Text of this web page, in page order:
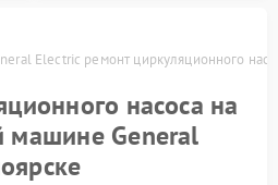
Electric ремонт циркуляционного
насоса на
машине General